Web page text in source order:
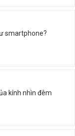
smartphone?
kính nhìn đêm